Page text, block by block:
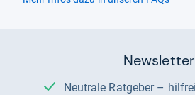
Newsletter
Neutrale Ratgeber – hilfreich für Ihre